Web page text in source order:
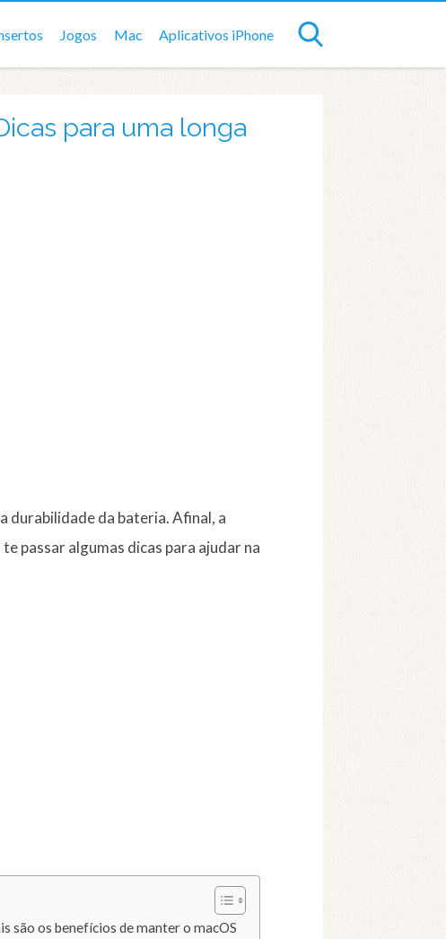
Jogos Mac Aplicativos iPhone
para uma longa
durabilidade da bateria. Afinal, a
passar algumas dicas para ajudar na
são os benefícios de manter o macOS